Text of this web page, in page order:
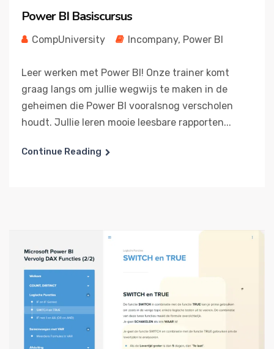
Power BI Basiscursus
CompUniversity Incompany, Power BI
Leer werken met Power BI! Onze trainer komt
graag langs om jullie wegwijs te maken in de
geheimen die Power BI vooralsnog verscholen
houdt. Jullie leren mooie leesbare rapporten...
Continue Reading